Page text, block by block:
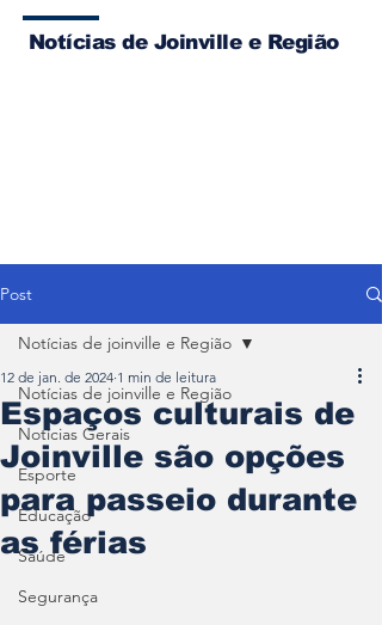
Notícias de Joinville e Região
Post
Notícias de joinville e Região
Notícias Gerais
Esporte
Educação
Saúde
Segurança
Notícias de joinville e Região
Espaços culturais de
Joinville são opções
para passeio durante
as férias
12 de jan. de 2024 1 min de leitura